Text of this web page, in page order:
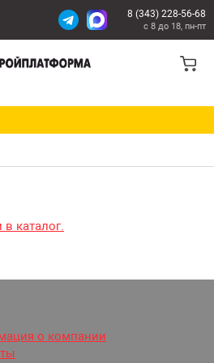
в каталог.
8 (343) 228-56-68
с 8 до 18, пн-пт
о компании